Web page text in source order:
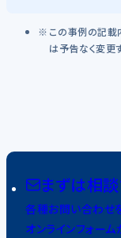
この事例の記載
は予告なく変更
まずは相
各種お問い合わせ
オンラインフォー